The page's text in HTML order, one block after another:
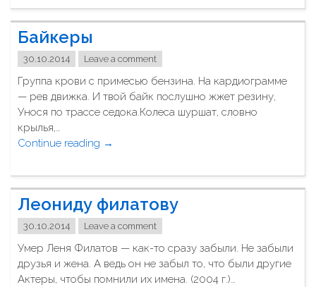
"п
р
с
т
е
й
ш
й
с
т
и
н
"
Байкеры
30.10.2014 Leave a comment
Группа крови с примесью бензина. На кардиограмме
— рев движка. И твой байк послушно жжет резину,
Унося по трассе седока.Колеса шуршат, словно
крылья,…
Continue reading "
а
й
к
е
р
ы
"
→
Леониду филатову
30.10.2014 Leave a comment
Умер Леня Филатов — как-то сразу забыли. Не забыли
друзья и жена. А ведь он не забыл то, что были другие
Актеры, чтобы помнили их имена. (2004 г.)…